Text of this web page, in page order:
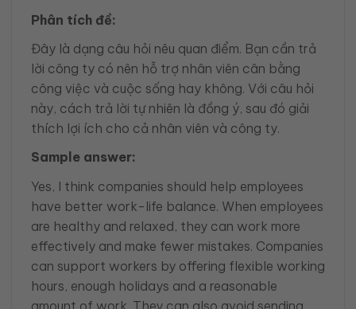
Phân tích đề:
Đây là dạng câu hỏi nêu quan điểm. Bạn cần trả
lời công ty có nên hỗ trợ nhân viên cân bằng
công việc và cuộc sống hay không. Với câu hỏi
này, cách trả lời tự nhiên là đồng ý, sau đó giải
thích lợi ích cho cả nhân viên và công ty.
Sample answer:
Yes, I think companies should help employees
have better work-life balance. When employees
are healthy and relaxed, they can work more
effectively and make fewer mistakes. Companies
can support workers by offering flexible working
hours, enough holidays and a reasonable
amount of work. They can also avoid sending